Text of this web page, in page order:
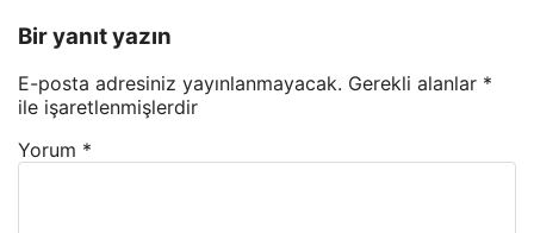
Bir yanıt yazın
E-posta adresiniz yayınlanmayacak. Gerekli alanlar *
ile işaretlenmişlerdir
Yorum *